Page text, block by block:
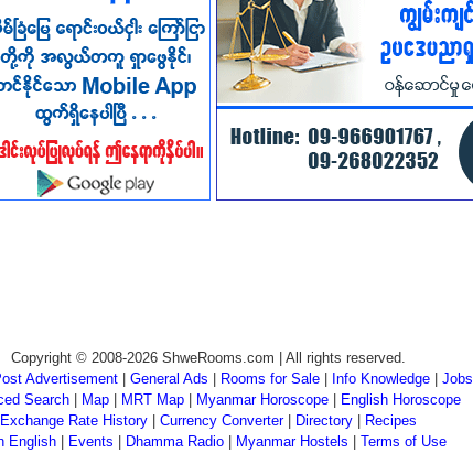
Copyright © 2008-2026 ShweRooms.com | All rights reserved.
Advertisement General Ads Rooms for Sale Info Knowledge
Jobs
Search| Map| MRT Map| Myanmar Horoscope|
English Horoscope
Exchange Rate History| Currency Converter| Directory|
Recipes
English
Events Dhamma Radio Myanmar Hostels Terms of Use